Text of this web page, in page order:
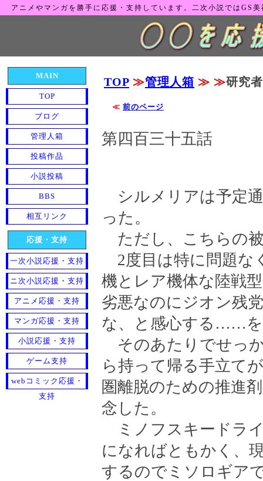
アニメやマンガを勝手に応援・支持しています。二次小説ではGS
TOP ≫管理人箱 ≫ ≫研究
≪ 前のページ
第四百三十五話
シルメリアは予定
った。
ただし、こちらの
2度目は特に問題な
機とレア機体な陸戦
劣悪なのにジオン残
な、と感心する……を
そのあたりでせっ
ら持って帰る手立て
圏離脱のための推進
念した。
ミノフスキードラ
になればともかく、
するのでミソロギア
MAIN
TOP
ブログ
管理人箱
投稿作品
小説投稿
BBS
相互リンク
応援・支持
一次小説応援・支持
ニ次小説応援・支持
アニメ応援・支持
マンガ応援・支持
小説応援・支持
ゲーム支持
webコミック応援・
支持